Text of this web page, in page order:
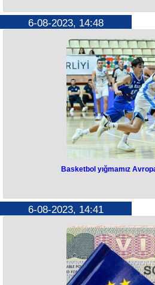
sülh planı
üzrə danışıqlarda Səudiyyə
hazırladığı sülh
Bu barədə DPA agentliyi
Agentliyin məlumatına görə,
bütövlüyünün qorunması, bütün
altında sülh danışıqlarının
DPA mənbələri yeni sülh
Ərəbistanından başqa hansı
ki, Səudiyyə hakimiyyəti
Xatırladaq ki, Ciddədə iki günlük
İclasda 30-dan çox ölkə iştirak
nəticələr barədə
6-08-2023, 14:48
komandası Bakıda keçirilən
5-9-cu yerlər uğrunda
"Sərhədçi" İdman Mərkəzində San
hesabı
Qeyd edək ki, final oyunu saat
arasında
Basketbol yığmamız
6-08-2023, 14:41